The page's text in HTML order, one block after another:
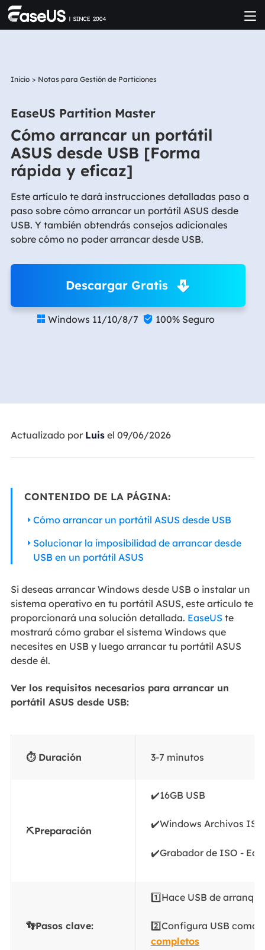
Inicio > Notas para Gestión de Particiones
EaseUS Partition Master
Cómo arrancar un portátil
ASUS desde USB [Forma
rápida y eficaz]
Este artículo te dará instrucciones detalladas paso a
paso sobre cómo arrancar un portátil ASUS desde
USB. Y también obtendrás consejos adicionales
sobre cómo no poder arrancar desde USB.
Descargar Gratis
 Windows 11/10/8/7  100% Seguro
Actualizado por Luisel 09/06/2026
CONTENIDO DE LA PÁGINA:
Cómo arrancar un portátil ASUS desde USB
Solucionar la imposibilidad de arrancar desde
USB en un portátil ASUS
Si deseas arrancar Windows desde USB o instalar un
sistema operativo en tu portátil ASUS, este artículo te
proporcionará una solución detallada. EaseUS te
mostrará cómo grabar el sistema Windows que
necesites en USB y luego arrancar tu portátil ASUS
desde él.
Ver los requisitos necesarios para arrancar un
portátil ASUS desde USB:
⏱️ Duración 3-7 minutos
⛏️Preparación
✔️16GB USB
✔️Windows Archivos ISO
✔️Grabador de ISO -
👣Pasos clave:
1️⃣Hace USB de
2️⃣Configura USB como
completos